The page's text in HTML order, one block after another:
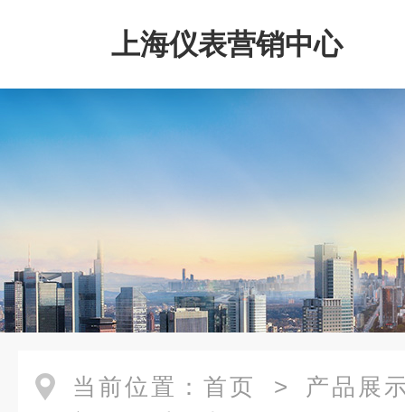
上海仪表营销中心
当前位置： 首页 > 产品展